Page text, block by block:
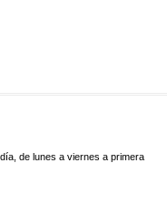
de lunes a viernes a primera